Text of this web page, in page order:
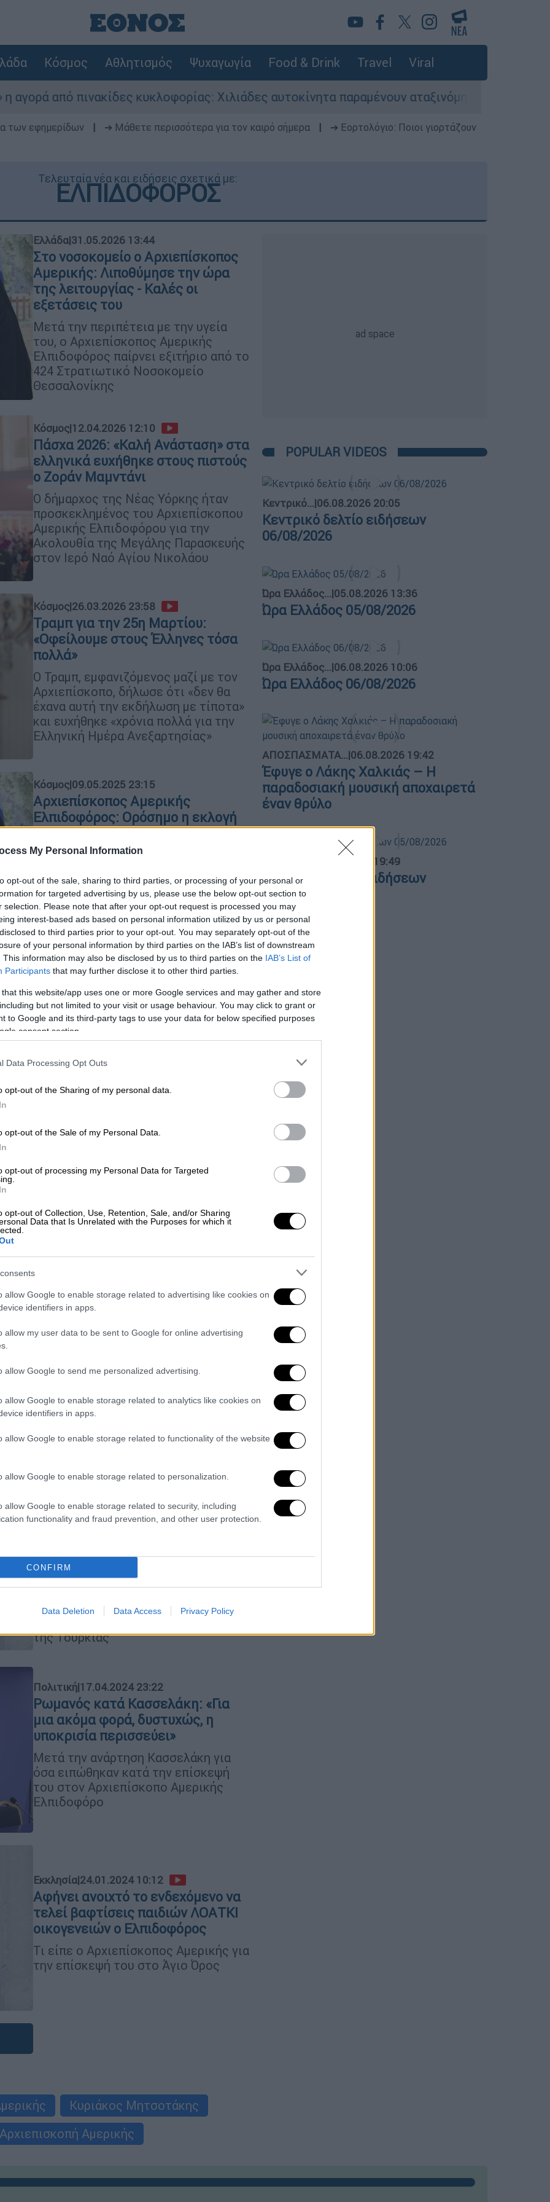
My Personal Information
opt-out of the sale, sharing to third parties, or processing of your personal or
for targeted advertising by us, please use the below opt-out section to
selection. Please note that after your opt-out request is processed you may
interest-based ads based on personal information utilized by us or personal
to third parties prior to your opt-out. You may separately opt-out of the
of your personal information by third parties on the IAB’s list of downstream
This information may also be disclosed by us to third parties on the IAB’s List of
Participants that may further disclose it to other third parties.
that this website/app uses one or more Google services and may gather and store
but not limited to your visit or usage behaviour. You may click to grant or
to Google and its third-party tags to use your data for below specified purposes
consent section.
Data Processing Opt Outs
opt-out of the Sharing of my personal data.
opt-out of the Sale of my Personal Data.
opt-out of processing my Personal Data for Targeted
opt-out of Collection, Use, Retention, Sale, and/or Sharing
Data that Is Unrelated with the Purposes for which it
allow Google to enable storage related to advertising like cookies on
identifiers in apps.
allow my user data to be sent to Google for online advertising
allow Google to send me personalized advertising.
allow Google to enable storage related to analytics like cookies on
identifiers in apps.
allow Google to enable storage related to functionality of the website
allow Google to enable storage related to personalization.
allow Google to enable storage related to security, including
functionality and fraud prevention, and other user protection.
CONFIRM
Data Deletion Data Access Privacy Policy
Κόσμος Αθλητισμός Ψυχαγωγία Food & Drink Travel Viral
κυκλοφορίας: Χιλιάδες αυτοκίνητα παραμένουν αταξινόμητα - Λύση αναζητά το
των εφημερίδων ➔ Μάθετε περισσότερα για τον καιρό σήμερα
➔ Εορτολόγιο: Ποιοι γιορτάζουν
Τελευταία νέα και ειδήσεις σχετικά με:
ΕΛΠΙΔΟΦΟΡΟΣ
Ελλάδα|31.05.2026 13:44
Στο νοσοκομείο ο Αρχιεπίσκοπος
Αμερικής: Λιποθύμησε την ώρα
της λειτουργίας - Καλές οι
εξετάσεις του
Μετά την περιπέτεια με την υγεία
του, ο Αρχιεπίσκοπος Αμερικής
Ελπιδοφόρος παίρνει εξιτήριο από το
424 Στρατιωτικό Νοσοκομείο
Θεσσαλονίκης
Κόσμος|12.04.2026 12:10
Πάσχα 2026: «Καλή Ανάσταση» στα
ελληνικά ευχήθηκε στους πιστούς
ο Ζοράν Μαμντάνι
Ο δήμαρχος της Νέας Υόρκης ήταν
προσκεκλημένος του Αρχιεπίσκοπου
Αμερικής Ελπιδοφόρου για την
Ακολουθία της Μεγάλης Παρασκευής
στον Ιερό Ναό Αγίου Νικολάου
Κόσμος|26.03.2026 23:58
Τραμπ για την 25η Μαρτίου:
«Οφείλουμε στους Έλληνες τόσα
πολλά»
Ο Τραμπ, εμφανιζόμενος μαζί με τον
Αρχιεπίσκοπο, δήλωσε ότι «δεν θα
έχανα αυτή την εκδήλωση με τίποτα»
και ευχήθηκε «χρόνια πολλά για την
Ελληνική Ημέρα Ανεξαρτησίας»
Κόσμος|09.05.2025 23:15
Αρχιεπίσκοπος Αμερικής
Ελπιδοφόρος: Ορόσημο η εκλογή
του Πάπα Λέοντος του 14ου
Όπως σημειώνει, η διακονία του Πάπα
της Ρώμης είναι βαθιά εμπνευσμένη
από το παράδειγμα του Πάπα
Φραγκίσκου
Κόσμος|01.04.2025 20:35
Τούρκοι εθνικιστές ζητούν την
ακύρωση του τουρκικού
διαβατηρίου του Αρχιεπισκόπου
Αμερικής Ελπιδοφόρου
Ελπιδοφόρος βρέθηκε στο
τουρκικών εθνικιστικών κύκλων
Απόψεις 29.03.2025 07:18
Ο εορτασμός της εθνικής επετείου
Κόσμος|22.07.2024 14:43
θα ξεχάσουμε ποτέ - Η Κύπρος θα
«Η Μεγαλόνησος αξίζει μια ειρηνική
και δίκαιη λύση τώρα», τονίσει ο
Αρχιεπίσκοπος Αμερικής
Αρχιεπίσκοπος Ελπιδοφόρος: Η
δήλωσή του «Κατοχική Δύναμη η
αντανακλαστικά του τουρκικού
τύπου
Η ομιλία του Αρχιεπισκόπου
Αμερικής προκάλεσε έντονες
της Τουρκίας
Πολιτική|17.04.2024 23:22
Ρωμανός κατά Κασσελάκη: «Για
μια ακόμα φορά, δυστυχώς, η
υποκρισία περισσεύει»
Μετά την ανάρτηση Κασσελάκη για
όσα ειπώθηκαν κατά την επίσκεψή
του στον Αρχιεπίσκοπο Αμερικής
Ελπιδοφόρο
Εκκλησία|24.01.2024 10:12
Αφήνει ανοιχτό το ενδεχόμενο να
τελεί βαφτίσεις παιδιών ΛΟΑΤΚΙ
οικογενειών ο Ελπιδοφόρος
Τι είπε ο Αρχιεπίσκοπος Αμερικής για
την επίσκεψή του στο Άγιο Όρος
Κυριάκος Μητσοτάκης
Αρχιεπισκοπή Αμερικής
POPULAR VIDEOS
Κεντρικό...|06.08.2026 20:05
Κεντρικό δελτίο ειδήσεων
06/08/2026
Ώρα Ελλάδος...|05.08.2026 13:36
Ώρα Ελλάδος 05/08/2026
Ώρα Ελλάδος...|06.08.2026 10:06
Ώρα Ελλάδος 06/08/2026
ΑΠΟΣΠΑΣΜΑΤΑ...|06.08.2026 19:42
Έφυγε ο Λάκης Χαλκιάς – Η
παραδοσιακή μουσική αποχαιρετά
έναν θρύλο
05.08.2026 19:49
Κεντρικό δελτίο ειδήσεων
05/08/2026